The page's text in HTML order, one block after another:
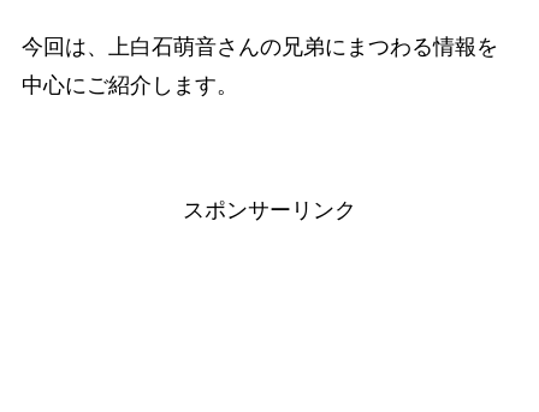
今回は、上白石萌音さんの兄弟にまつわる情報を
中心にご紹介します。
スポンサーリンク